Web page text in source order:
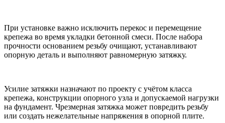
При установке важно исключить перекос и перемещение
крепежа во время укладки бетонной смеси. После набора
прочности основанием резьбу очищают, устанавливают
опорную деталь и выполняют равномерную затяжку.
Усилие затяжки назначают по проекту с учётом класса
крепежа, конструкции опорного узла и допускаемой нагрузки
на фундамент. Чрезмерная затяжка может повредить резьбу
или создать нежелательные напряжения в опорной плите.